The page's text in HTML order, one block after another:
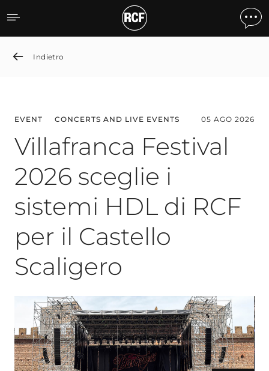
News detail
Indietro
EVENT CONCERTS AND LIVE EVENTS 05 AGO 2026
Villafranca Festival
2026 sceglie i
sistemi HDL di RCF
per il Castello
Scaligero